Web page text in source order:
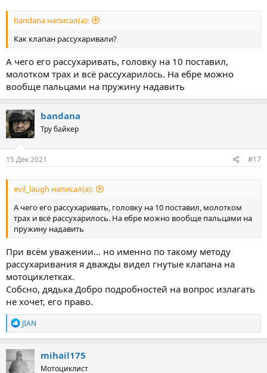
bandana написал(а):
Как клапан рассухаривали?
А чего его рассухаривать, головку на 10 поставил,
молотком трах и всё рассухарилось. На ебре можно
вообще пальцами на пружину надавить
bandana
Тру байкер
15 Дек 2021 #17
evil_laugh написал(а):
А чего его рассухаривать, головку на 10 поставил, молотком
трах и всё рассухарилось. На ебре можно вообще пальцами на
пружину надавить
При всём уважении... но именно по такому методу
рассухаривания я дважды видел гнутые клапана на
мотоциклетках.
Собсно, дядька Добро подробностей на вопрос излагать
не хочет, его право.
R
e
a
c
t
JIAN
mihail175
Мотоциклист